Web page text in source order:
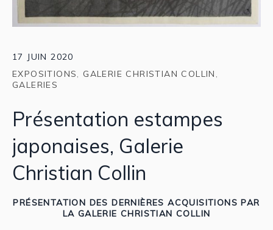
17 JUIN 2020
EXPOSITIONS
GALERIE CHRISTIAN COLLIN
GALERIES
Présentation estampes
japonaises, Galerie
Christian Collin
PRÉSENTATION DES DERNIÈRES ACQUISITIONS PAR
LA GALERIE CHRISTIAN COLLIN